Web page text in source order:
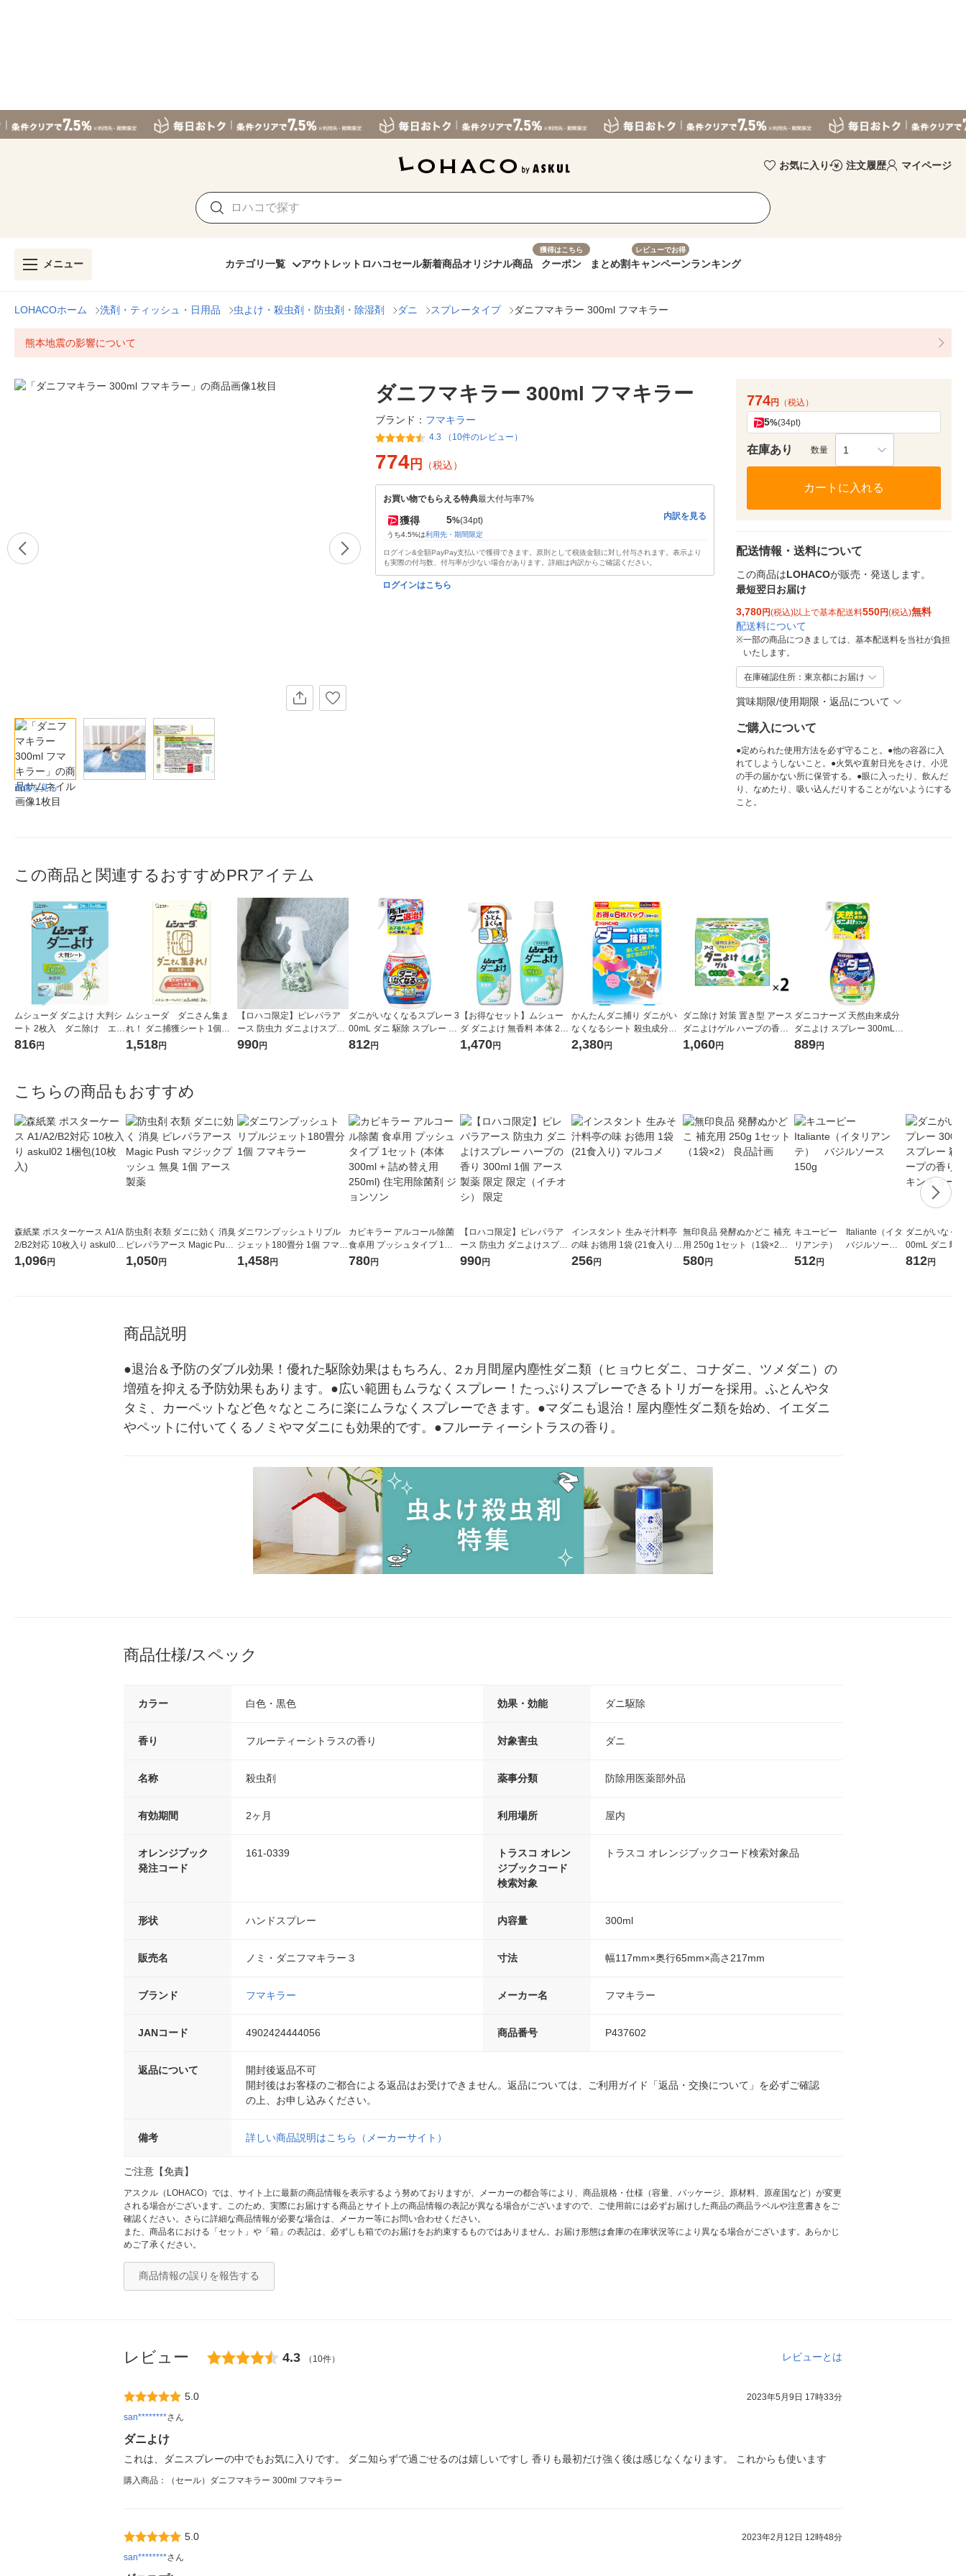
お気に入り 注文履歴 マイページ
メニュー カテゴリ一覧 アウトレット ロハコセール新着商品オリジナル商品
獲得はこちら
クーポン まとめ割
レビューでお得
キャンペーンランキング
LOHACOホーム 洗剤・ティッシュ・日用品 虫よけ・殺虫剤・防虫剤・除湿剤 ダニ スプレータイプ ダニフマキラー 300ml フマキラー
熊本地震の影響について
画像を見る
ダニフマキラー 300ml フマキラー
ブランド： フマキラー
4.3 （10件のレビュー）
774 円 （税込）
お買い物でもらえる特典最大付与率7%
獲得 5%(34pt)
うち4.5%は利用先・期間限定
内訳を見る
ログイン&全額PayPay支払いで獲得できます。原則として税抜金額に対し付与されます。表示より
も実際の付与数、付与率が少ない場合があります。詳細は内訳からご確認ください。
ログインはこちら
774円 （税込）
5%(34pt)
在庫あり 数量 1
カートに入れる
配送情報・送料について
この商品はLOHACOが販売・発送します。
最短翌日お届け
3,780円(税込)以上で基本配送料550円(税込)無料
配送料について
※一部の商品につきましては、基本配送料を当社が負担
いたします。
在庫確認住所：東京都にお届け
賞味期限/使用期限・返品について
ご購入について
●定められた使用方法を必ず守ること。●他の容器に入
れてしようしないこと。●火気や直射日光をさけ、小児
の手の届かない所に保管する。●眼に入ったり、飲んだ
り、なめたり、吸い込んだりすることがないようにする
こと。
この商品と関連するおすすめPRアイテム
ムシューダ ダニよけ 大判シ
ート 2枚入 ダニ除け エス
テー
816円
ムシューダ ダニさん集ま
れ！ ダニ捕獲シート 1個（2
枚入） エステー
1,518円
【ロハコ限定】ピレパラア
ース 防虫力 ダニよけスプレ
ー ハーブの香り 300ml 1個
990円
ダニがいなくなるスプレー 3
00mL ダニ 駆除 スプレー 殺
虫剤 対策 ソープの香り 1本
812円
【お得なセット】ムシュー
ダ ダニよけ 無香料 本体 220
ml 1個 + つけかえ用 220ml 1
1,470円
かんたんダニ捕り ダニがい
なくなるシート 殺虫成分不
使用 1箱（6枚入） KINCHO
2,380円
ダニ除け 対策 置き型 アース
ダニよけゲル ハーブの香り
1セット（2個） ダニ対策 室
1,060円
ダニコナーズ 天然由来成分
ダニよけ スプレー 300mL
（殺虫成分不使用） 1本 KIN
889円
こちらの商品もおすすめ
森紙業 ポスターケース A1/A
2/B2対応 10枚入り askul02
1梱包(10枚入)
1,096円
防虫剤 衣類 ダニに効く 消臭
ピレパラアース Magic Push
マジックプッシュ 無臭 1個
1,050円
ダニワンプッシュトリプル
ジェット180畳分 1個 フマキ
ラー
1,458円
カビキラー アルコール除菌
食卓用 プッシュタイプ 1セ
ット (本体 300ml + 詰め替え
780円
【ロハコ限定】ピレパラア
ース 防虫力 ダニよけスプレ
ー ハーブの香り 300ml 1個
990円
インスタント 生みそ汁料亭
の味 お徳用 1袋 (21食入り)
マルコメ
256円
無印良品 発酵ぬかどこ 補充
用 250g 1セット（1袋×2）
良品計画
580円
キユーピー Italiante（イタ
リアンテ） バジルソー
ス 150g
512円
ダニがいなく
00mL ダニ 駆
虫剤 対策 ソー
812円
商品説明
●退治＆予防のダブル効果！優れた駆除効果はもちろん、2ヵ月間屋内塵性ダニ類（ヒョウヒダニ、コナダニ、ツメダニ）の
増殖を抑える予防効果もあります。●広い範囲もムラなくスプレー！たっぷりスプレーできるトリガーを採用。ふとんやタ
タミ、カーペットなど色々なところに楽にムラなくスプレーできます。●マダニも退治！屋内塵性ダニ類を始め、イエダニ
やペットに付いてくるノミやマダニにも効果的です。●フルーティーシトラスの香り。
商品仕様/スペック
カラー 白色・黒色 効果・効能 ダニ駆除
香り フルーティーシトラスの香り 対象害虫 ダニ
名称 殺虫剤 薬事分類 防除用医薬部外品
有効期間 2ヶ月 利用場所 屋内
オレンジブック
発注コード
161-0339
トラスコ オレン
ジブックコード
検索対象
トラスコ オレンジブックコード検索対象品
形状 ハンドスプレー 内容量 300ml
販売名 ノミ・ダニフマキラー３ 寸法 幅117mm×奥行65mm×高さ217mm
ブランド フマキラー メーカー名 フマキラー
JANコード 4902424444056 商品番号 P437602
返品について
開封後返品不可
開封後はお客様のご都合による返品はお受けできません。返品については、ご利用ガイド「返品・交換について」を必ずご確認
の上、お申し込みください。
備考 詳しい商品説明はこちら（メーカーサイト）
ご注意【免責】
アスクル（LOHACO）では、サイト上に最新の商品情報を表示するよう努めておりますが、メーカーの都合等により、商品規格・仕様（容量、パッケージ、原材料、原産国など）が変更
される場合がございます。このため、実際にお届けする商品とサイト上の商品情報の表記が異なる場合がございますので、ご使用前には必ずお届けした商品の商品ラベルや注意書きをご
確認ください。さらに詳細な商品情報が必要な場合は、メーカー等にお問い合わせください。
また、商品名における「セット」や「箱」の表記は、必ずしも箱でのお届けをお約束するものではありません。お届け形態は倉庫の在庫状況等により異なる場合がございます。あらかじ
めご了承ください。
商品情報の誤りを報告する
レビュー 4.3 （10件） レビューとは
5.0
2023年5月9日 17時33分
san********さん
ダニよけ
これは、ダニスプレーの中でもお気に入りです。 ダニ知らずで過ごせるのは嬉しいですし 香りも最初だけ強く後は感じなくなります。 これからも使います
購入商品：（セール）ダニフマキラー 300ml フマキラー
5.0
2023年2月12日 12時48分
san********さん